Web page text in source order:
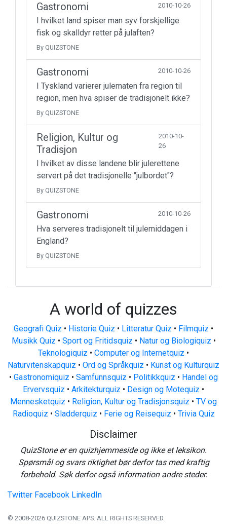
Gastronomi 2010-10-26
I hvilket land spiser man syv forskjellige
fisk og skalldyr retter på julaften?
By QUIZSTONE
Gastronomi 2010-10-26
I Tyskland varierer julematen fra region til
region, men hva spiser de tradisjonelt ikke?
By QUIZSTONE
Religion, Kultur og
Tradisjon
2010-10-
26
I hvilket av disse landene blir julerettene
servert på det tradisjonelle "julbordet"?
By QUIZSTONE
Gastronomi 2010-10-26
Hva serveres tradisjonelt til julemiddagen i
England?
By QUIZSTONE
A world of quizzes
Geografi Quiz • Historie Quiz • Litteratur Quiz • Filmquiz •
Musikk Quiz • Sport og Fritidsquiz • Natur og Biologiquiz •
Teknologiquiz • Computer og Internetquiz •
Naturvitenskapquiz • Ord og Språkquiz • Kunst og Kulturquiz
• Gastronomiquiz • Samfunnsquiz • Politikkquiz • Handel og
Ervervsquiz • Arkitekturquiz • Design og Motequiz •
Mennesketquiz • Religion, Kultur og Tradisjonsquiz • TV og
Radioquiz • Sladderquiz • Ferie og Reisequiz • Trivia Quiz
Disclaimer
QuizStone er en quizhjemmeside og ikke et leksikon.
Spørsmål og svars riktighet bør derfor tas med kraftig
forbehold. Søk derfor også information andre steder.
Twitter Facebook LinkedIn
© 2008-2026 QUIZSTONE APS. ALL RIGHTS RESERVED.